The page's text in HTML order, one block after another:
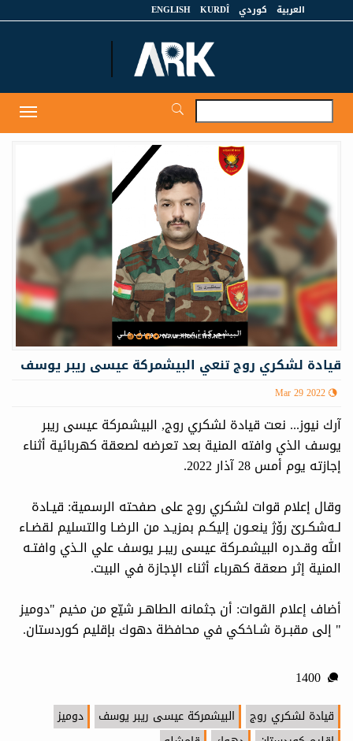
العربية كوردي KURDÎ
ENGLISH
قيادة لشكري روج تنعي البيشمركة عيسى ريبر يوسف
Mar 29 2022
آرك نيوز... نعت قيادة لشكري روج, البيشمركة عيسى ريبر
يوسف الذي وافته المنية بعد تعرضه لصعقة كهربائية أثناء
إجازته يوم أمس 28 آذار 2022.
وقال إعلام قوات لشكري روج على صفحته الرسمية: قيـادة
لـەشکـرێ رۆژ ينعـون إليكـم بمزيـد من الرضـا والتسليم لقضـاء
الله وقـدره البيشمـركة عيسى ريبـر يوسف علي الـذي وافتـه
المنية إثر صعقة كهرباء أثناء الإجازة في البيت.
أضاف إعلام القوات: أن جثمانه الطاهـر شيّع من مخيم "دوميز
" إلى مقبـرة شـاخكي في محافظة دهوك بإقليم كوردستان.
قيادة لشكري روج البيشمركة عيسى ريبر يوسف
دوميز